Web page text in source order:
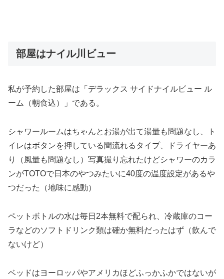
部屋はナイル川ビュー
私が予約した部屋は「デラックス サイドナイルビュー ル
ーム（朝食込）」である。
シャワールームはちゃんとお湯が出て湯量も問題なし、ト
イレはボタンを押している間流れるタイプ、ドライヤーあ
り（風量も問題なし）写真撮り忘れたけどシャワーのカラ
ンがTOTOで日本のやつみたいに40度の温度設定があるや
つだった（地味に感動）
ペットボトルの水は毎日2本無料で配られ、冷蔵庫のコー
ラなどのソフトドリンク類は確か無料だったはず（飲んで
ないけど）
ベッドはヨーロッパやアメリカほどふっかふかではないが